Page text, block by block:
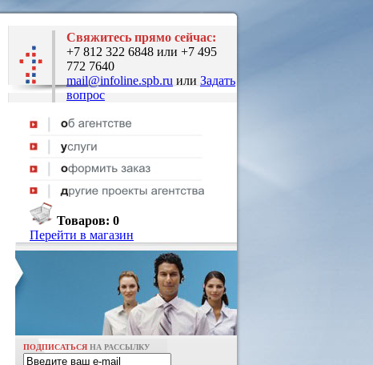
Свяжитесь прямо сейчас:
+7 812 322 6848 или +7 495
772 7640
mail@infoline.spb.ru или Задать
вопрос
Товаров: 0
Перейти в магазин
ПОДПИСАТЬСЯ НА РАССЫЛКУ